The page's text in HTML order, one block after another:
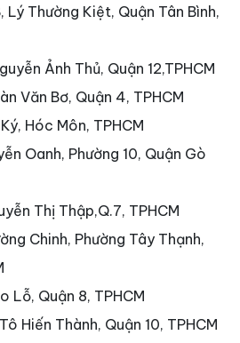
Lý Thường Kiệt, Quận Tân Bình,
Ảnh Thủ, Quận 12,TPHCM
Văn Bơ, Quận 4, TPHCM
Hóc Môn, TPHCM
Oanh, Phường 10, Quận Gò
Thị Thập,Q.7, TPHCM
Chinh, Phường Tây Thạnh,
Lỗ, Quận 8, TPHCM
Hiến Thành, Quận 10, TPHCM